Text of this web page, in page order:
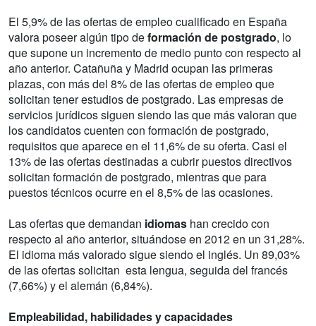
El 5,9% de las ofertas de empleo cualificado en España
valora poseer algún tipo deformación de postgrado, lo
que supone un incremento de medio punto con respecto al
año anterior. Catañuña y Madrid ocupan las primeras
plazas, con más del 8% de las ofertas de empleo que
solicitan tener estudios de postgrado. Las empresas de
servicios jurídicos siguen siendo las que más valoran que
los candidatos cuenten con formación de postgrado,
requisitos que aparece en el 11,6% de su oferta. Casi el
13% de las ofertas destinadas a cubrir puestos directivos
solicitan formación de postgrado, mientras que para
puestos técnicos ocurre en el 8,5% de las ocasiones.
Las ofertas que demandan idiomas han crecido con
respecto al año anterior, situándose en 2012 en un 31,28%.
El idioma más valorado sigue siendo el inglés. Un 89,03%
de las ofertas solicitan esta lengua, seguida del francés
(7,66%) y el alemán (6,84%).
Empleabilidad, habilidades y capacidades